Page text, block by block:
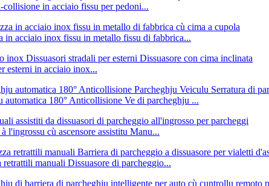
in acciaio fissu per pedoni...
in acciaio inox fissu in metallo fissu di fabbrica...
esterni in acciaio inox...
automatica 180° Anticollisione Ve di parcheghju ...
l'ingrossu cù ascensore assistitu Manu...
retrattili manuali Dissuasore di parcheggio...